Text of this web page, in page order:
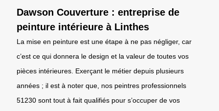
Dawson Couverture : entreprise de
peinture intérieure à Linthes
La mise en peinture est une étape à ne pas négliger, car
c’est ce qui donnera le design et la valeur de toutes vos
pièces intérieures. Exerçant le métier depuis plusieurs
années ; il est à noter que, nos peintres professionnels
51230 sont tout à fait qualifiés pour s’occuper de vos